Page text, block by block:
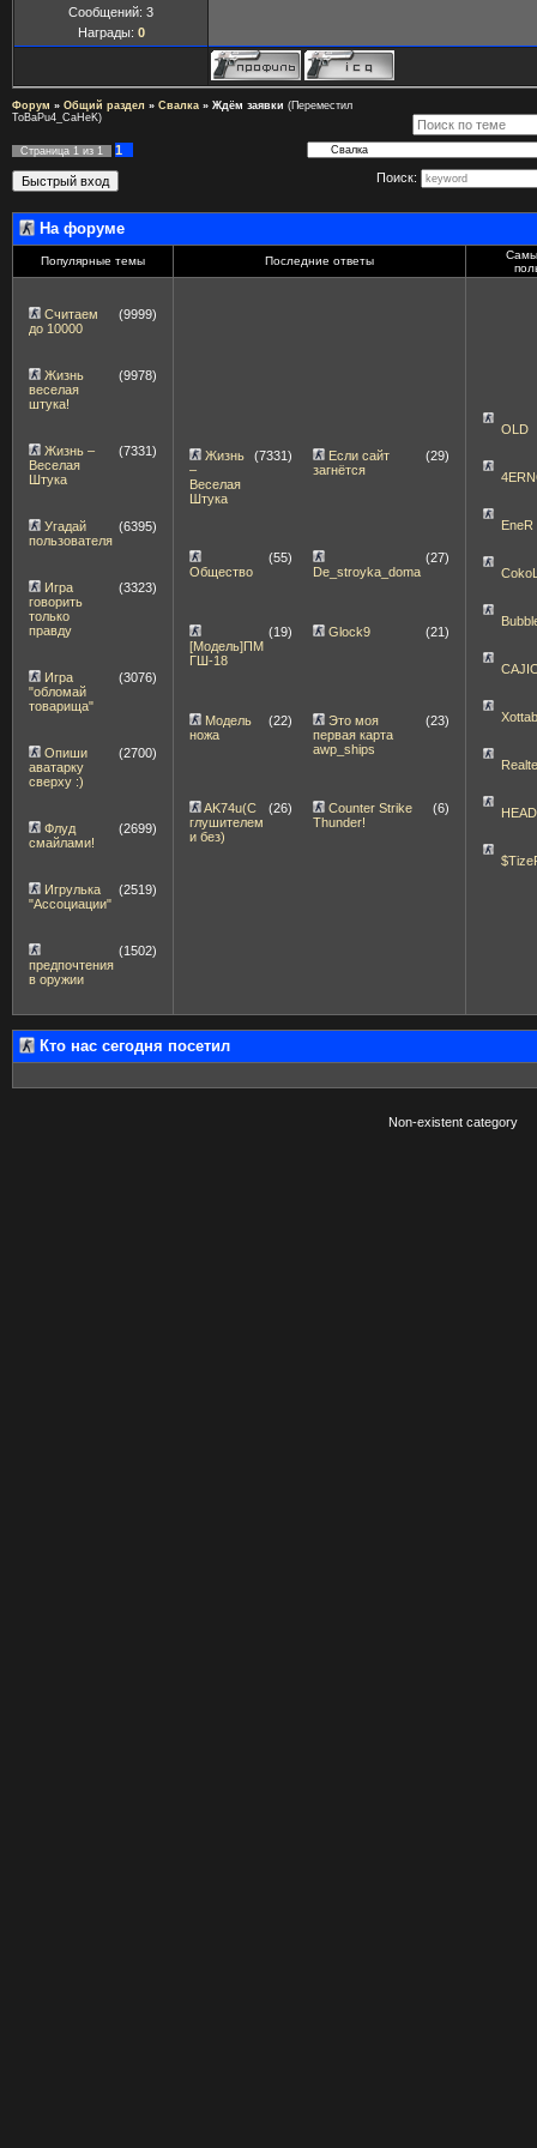
Сообщений: 3
Награды: 0
Форум » Общий раздел » Свалка » Ждём заявки (Переместил
ToBaPu4_CaHeK)
Страница 1 из 1
1
Поиск:
На форуме
Популярные темы Последние ответы
Считаем
до 10000
(9999)
Жизнь
веселая
штука!
(9978)
Жизнь –
Веселая
Штука
(7331)
Угадай
пользователя
(6395)
Игра
говорить
только
правду
(3323)
Игра
"обломай
товарища"
(3076)
Опиши
аватарку
сверху :)
(2700)
Флуд
смайлами!
(2699)
Игрулька
"Ассоциации"
(2519)
предпочтения
в оружии
(1502)
Жизнь
–
Веселая
Штука
(7331)
Если сайт
загнётся
(29)
Общество
(55)
De_stroyka_doma
(27)
[Модель]ПМ
ГШ-18
(19) Glock9 (21)
Модель
ножа
(22)
Это моя
первая карта
awp_ships
(23)
AK74u(С
глушителем
и без)
(26)
Counter Strike
Thunder!
(6)
OLD
EneR
Кто нас сегодня посетил
Non-existent category